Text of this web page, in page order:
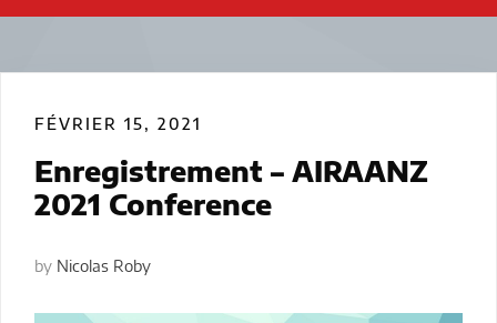
FÉVRIER 15, 2021
Enregistrement – AIRAANZ
2021 Conference
by Nicolas Roby